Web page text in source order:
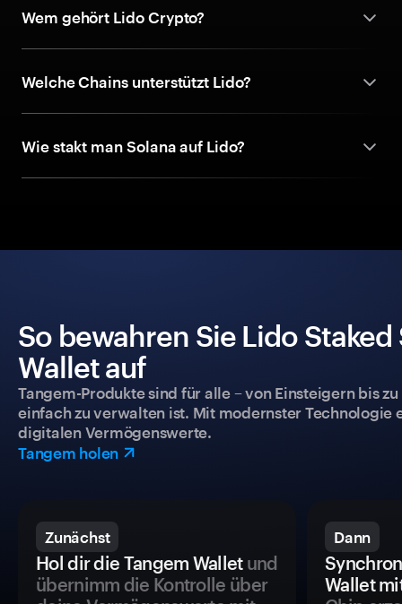
Wem gehört Lido Crypto?
Welche Chains unterstützt Lido?
Wie stakt man Solana auf Lido?
So bewahren Sie Lido
Wallet auf
Tangem-Produkte sind für alle – von Einsteigern bis
einfach zu verwalten ist. Mit modernster
digitalen Vermögenswerte.
Tangem holen
Zunächst
Hol dir die Tangem Walletund
übernimm die Kontrolle über
Dann
Wallet